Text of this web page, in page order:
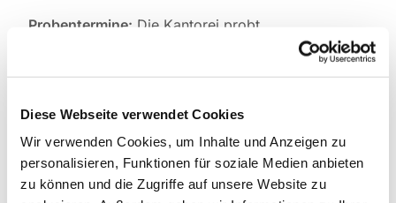
Diese Webseite verwendet Cookies
Wir verwenden Cookies, um Inhalte und Anzeigen zu
personalisieren, Funktionen für soziale Medien anbieten
zu können und die Zugriffe auf unsere Website zu
Probentermine: Die Kantorei probt
donnerstags von 19.30 bis 21.30 Uhr,
Wer Lust und
mit der Leiterin der Kantorei Cordelia Miller
Probenwochenenden:Einmal jährlich finden auf
Chorreisen oder in den Räumlichkeiten der